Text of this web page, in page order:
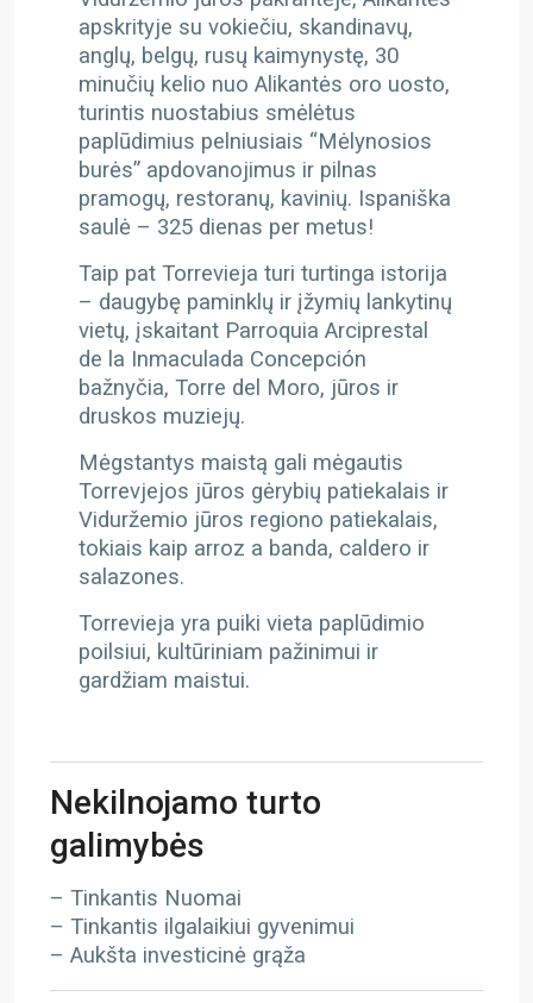
apskrityje su vokiečiu, skandinavų,
anglų, belgų, rusų kaimynystę, 30
minučių kelio nuo Alikantės oro uosto,
turintis nuostabius smėlėtus
paplūdimius pelniusiais “Mėlynosios
burės” apdovanojimus ir pilnas
pramogų, restoranų, kavinių. Ispaniška
saulė – 325 dienas per metus!
Taip pat Torrevieja turi turtinga istorija
– daugybę paminklų ir įžymių lankytinų
vietų, įskaitant Parroquia Arciprestal
de la Inmaculada Concepción
bažnyčia, Torre del Moro, jūros ir
druskos muziejų.
Mėgstantys maistą gali mėgautis
Torrevjejos jūros gėrybių patiekalais ir
Viduržemio jūros regiono patiekalais,
tokiais kaip arroz a banda, caldero ir
salazones.
Torrevieja yra puiki vieta paplūdimio
poilsiui, kultūriniam pažinimui ir
gardžiam maistui.
Nekilnojamo turto
galimybės
– Tinkantis Nuomai
– Tinkantis ilgalaikiui gyvenimui
– Aukšta investicinė grąža